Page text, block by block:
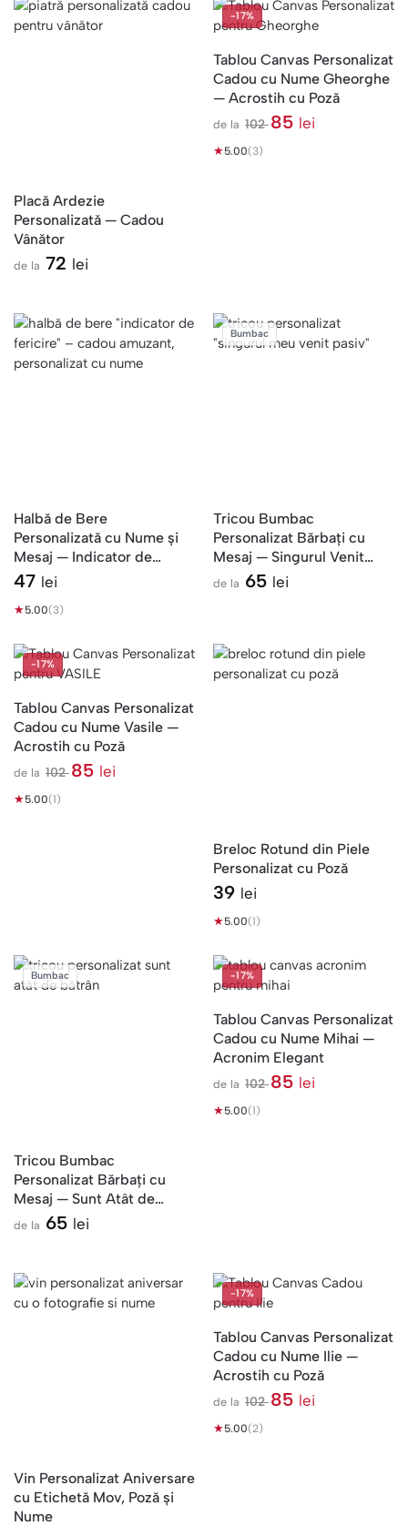
Placă Ardezie
Personalizată — Cadou
Vânător
de la 72 lei
-17%
Tablou Canvas Personalizat
Cadou cu Nume Gheorghe
— Acrostih cu Poză
de la 10285 lei
★5.00(3)
Halbă de Bere
Personalizată cu Nume și
Mesaj — Indicator de
Fericire
47 lei
★5.00(3)
Bumbac
Tricou Bumbac
Personalizat Bărbați cu
Mesaj — Singurul Venit
Pasiv
de la 65 lei
-17%
Tablou Canvas Personalizat
Cadou cu Nume Vasile —
Acrostih cu Poză
de la 10285 lei
★5.00(1)
Breloc Rotund din Piele
Personalizat cu Poză
39 lei
★5.00(1)
Bumbac
Tricou Bumbac
Personalizat Bărbați cu
Mesaj — Sunt Atât de
Bătrân
de la 65 lei
-17%
Tablou Canvas Personalizat
Cadou cu Nume Mihai —
Acronim Elegant
de la 10285 lei
★5.00(1)
Vin Personalizat Aniversare
cu Etichetă Mov, Poză și
Nume
-17%
Tablou Canvas Personalizat
Cadou cu Nume Ilie —
Acrostih cu Poză
de la 10285 lei
★5.00(2)